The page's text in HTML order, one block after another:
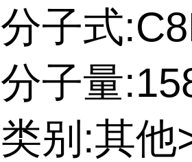
分子式
分子量
类别:其他